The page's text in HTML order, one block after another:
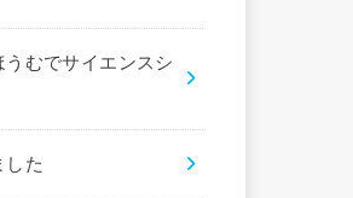
むでサイエンスシ
した